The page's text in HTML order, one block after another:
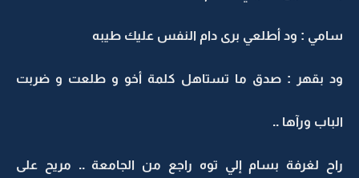
سامي : ود أطلعي برى دام النفس عليك طيبه
ود بقهر : صدق ما تستاهل كلمة أخو و طلعت و ضربت
الباب ورآها ..
راح لغرفة بسام إلي توه راجع من الجامعة .. مريح على